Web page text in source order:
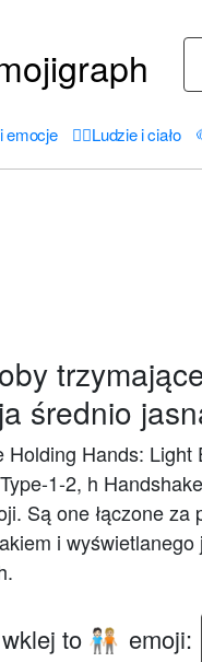
emocje 🤦‍♀️Ludzie i ciało
średnio
Holding Hands:
1-2, h
Są one łączone
i
to 🧑🏻‍🤝‍🧑🏼 emoji: